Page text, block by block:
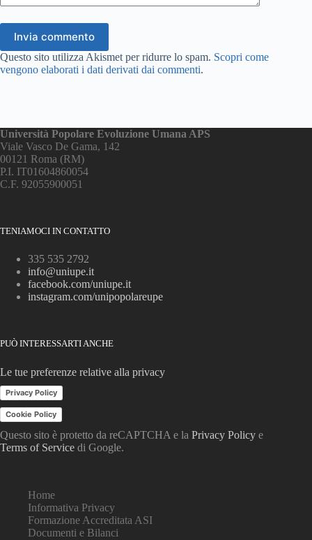
Invia commento
Questo sito utilizza Akismet per ridurre lo spam. Scopri come
vengono elaborati i dati derivati dai commenti.
Università Popolare Evoluzione Umana APS
Viale Vasco De Gama, 142
00121 Roma (RM)
P.I. IT01604860054
C.F. 92055900051
TENIAMOCI IN CONTATTO
335 535 2792
info@uniupe.it
facebook.com/uniupe.it
instagram.com/unipopolareupe
PUÒ INTERESSARTI ANCHE
Le tue preferenze relative alla privacy
Privacy Policy
Cookie Policy
Questo sito è protetto da reCAPTCHA e la Privacy Policy e
Terms of Service di Google.
Home
Informativa Privacy
Formazione Accreditata ASI
Documenti e Bilanci